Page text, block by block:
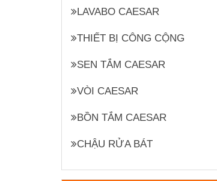
LAVABO CAESAR
THIẾT BỊ CÔNG CỘNG
SEN TẮM CAESAR
VÒI CAESAR
BỒN TẮM CAESAR
CHẬU RỬA BÁT